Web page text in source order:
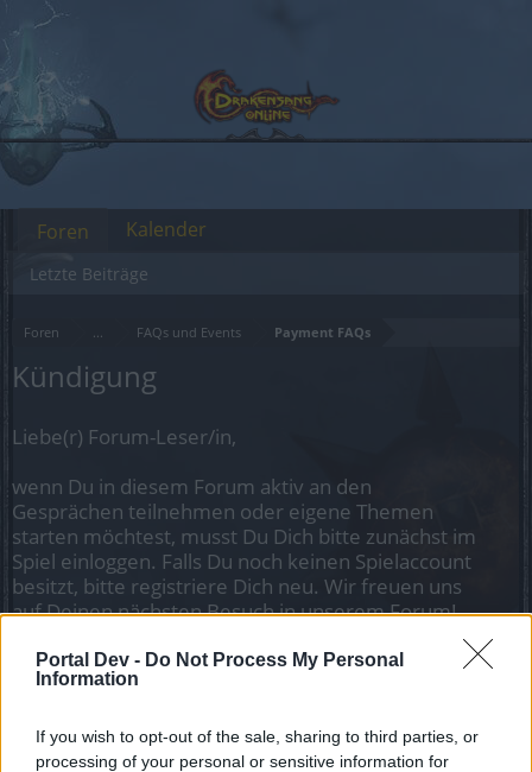
Portal Dev - Do Not Process My Personal
Information
If you wish to opt-out of the sale, sharing to third parties, or
processing of your personal or sensitive information for
Foren ... FAQs und Events Payment FAQs
Kündigung
Liebe(r) Forum-Leser/in,
wenn Du in diesem Forum aktiv an den
Gesprächen teilnehmen oder eigene Themen
starten möchtest, musst Du Dich bitte zunächst im
Spiel einloggen. Falls Du noch keinen Spielaccount
besitzt, bitte registriere Dich neu. Wir freuen uns
auf Deinen nächsten Besuch in unserem Forum!
Foren
Letzte Beiträge
Kalender